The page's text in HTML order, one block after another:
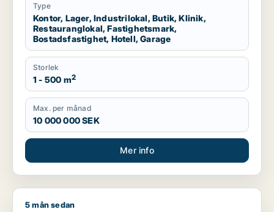
Type
Kontor, Lager, Industrilokal, Butik, Klinik,
Restauranglokal, Fastighetsmark,
Bostadsfastighet, Hotell, Garage
Storlek
1 - 500 m2
Max. per månad
10 000 000 SEK
Mer info
Jag söker kontor, lager, industrilokal, butik, klinik,
5 mån sedan